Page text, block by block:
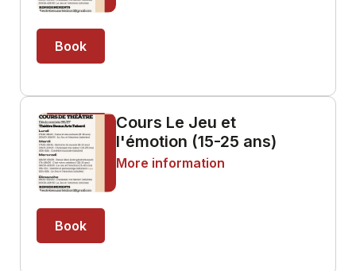
Book
Cours Le Jeu et
l'émotion (15-25 ans)
More information
Book